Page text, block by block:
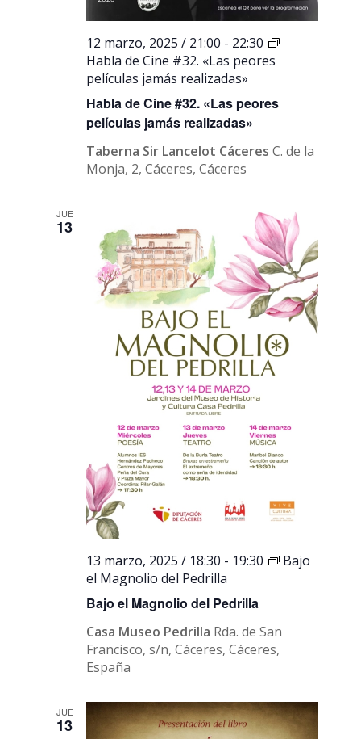
Habla de Cine #32. «Las peores
películas jamás realizadas»
12 marzo, 2025 / 21:00 - 22:30
Habla de Cine #32. «Las peores
películas jamás realizadas»
Taberna Sir Lancelot CáceresC. de la
Monja, 2, Cáceres, Cáceres
JUE
13
Bajo el Magnolio del Pedrilla
13 marzo, 2025 / 18:30 - 19:30
Bajo
el Magnolio del Pedrilla
Casa Museo Pedrilla Rda. de San
Francisco, s/n, Cáceres, Cáceres,
España
JUE
13